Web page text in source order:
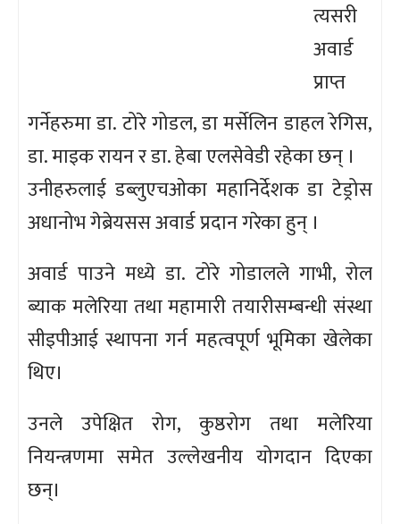
त्यसरी
अवार्ड
प्राप्त
गर्नेहरुमा डा. टोरे गोडल, डा मर्सेलिन डाहल रेगिस,
डा. माइक रायन र डा. हेबा एलसेवेडी रहेका छन् ।
उनीहरुलाई डब्लुएचओका महानिर्देशक डा टेड्रोस
अधानोभ गेब्रेयसस अवार्ड प्रदान गरेका हुन् ।
अवार्ड पाउने मध्ये डा. टोरे गोडालले गाभी, रोल
ब्याक मलेरिया तथा महामारी तयारीसम्बन्धी संस्था
सीइपीआई स्थापना गर्न महत्वपूर्ण भूमिका खेलेका
थिए।
उनले उपेक्षित रोग, कुष्ठरोग तथा मलेरिया
नियन्त्रणमा समेत उल्लेखनीय योगदान दिएका
छन्।